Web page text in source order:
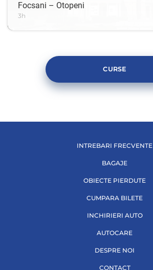
Focsani – Otopeni
3h
CURSE
INTREBARI FRECVENTE
BAGAJE
OBIECTE PIERDUTE
CUMPARA BILETE
INCHIRIERI AUTO
AUTOCARE
DESPRE NOI
CONTACT